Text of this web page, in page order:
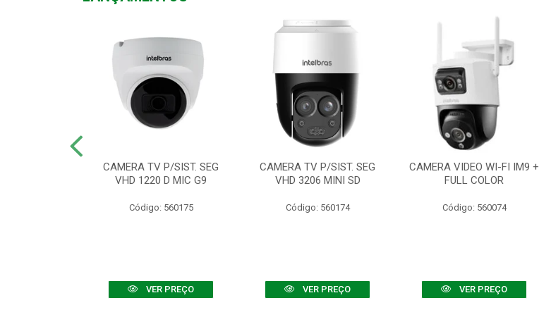
CAMERA TV P/SIST. SEG
VHD 1220 D MIC G9
Código: 560175
VER PREÇO
CAMERA TV P/SIST. SEG
VHD 3206 MINI SD
Código: 560174
VER PREÇO
CAMERA VIDEO WI-FI IM9 +
FULL COLOR
Código: 560074
VER PREÇO